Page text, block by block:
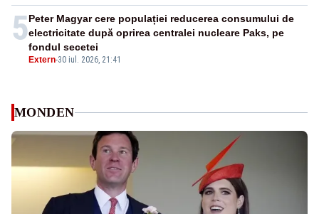
5
Extern-30 iul. 2026, 21:41
Peter Magyar cere populației reducerea consumului de
electricitate după oprirea centralei nucleare Paks, pe
fondul secetei
MONDEN